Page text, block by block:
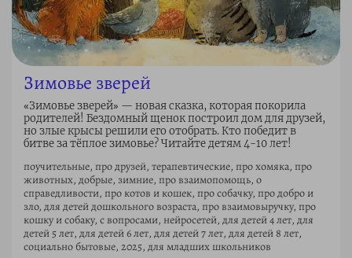
Зимовье зверей
«Зимовье зверей» — новая сказка, которая покорила
родителей! Бездомный щенок построил дом для друзей,
но злые крысы решили его отобрать. Кто победит в
битве за тёплое зимовье? Читайте детям 4-10 лет!
поучительные, про друзей, терапевтические, про хомяка, про
животных, добрые, зимние, про взаимопомощь, о
справедливости, про котов и кошек, про собачку, про добро и
зло, для детей дошкольного возраста, про взаимовыручку, про
кошку и собаку, с вопросами, нейросетей, для детей 4 лет, для
детей 5 лет, для детей 6 лет, для детей 7 лет, для детей 8 лет,
социально бытовые, 2025, для младших школьников